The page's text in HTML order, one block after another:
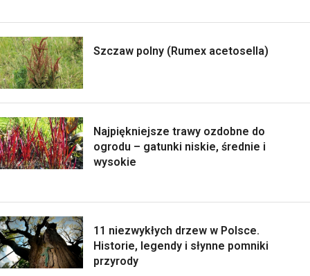
Szczaw polny (Rumex acetosella)
Najpiękniejsze trawy ozdobne do
ogrodu – gatunki niskie, średnie i
wysokie
11 niezwykłych drzew w Polsce.
Historie, legendy i słynne pomniki
przyrody